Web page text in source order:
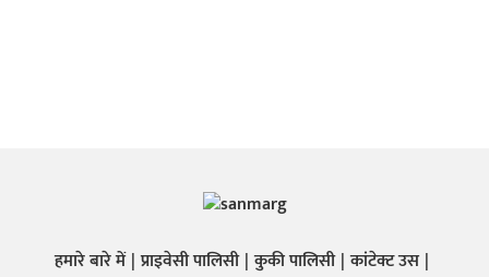
हमारे बारे में प्राइवेसी पालिसी कुकी पालिसी कांटेक्ट उस